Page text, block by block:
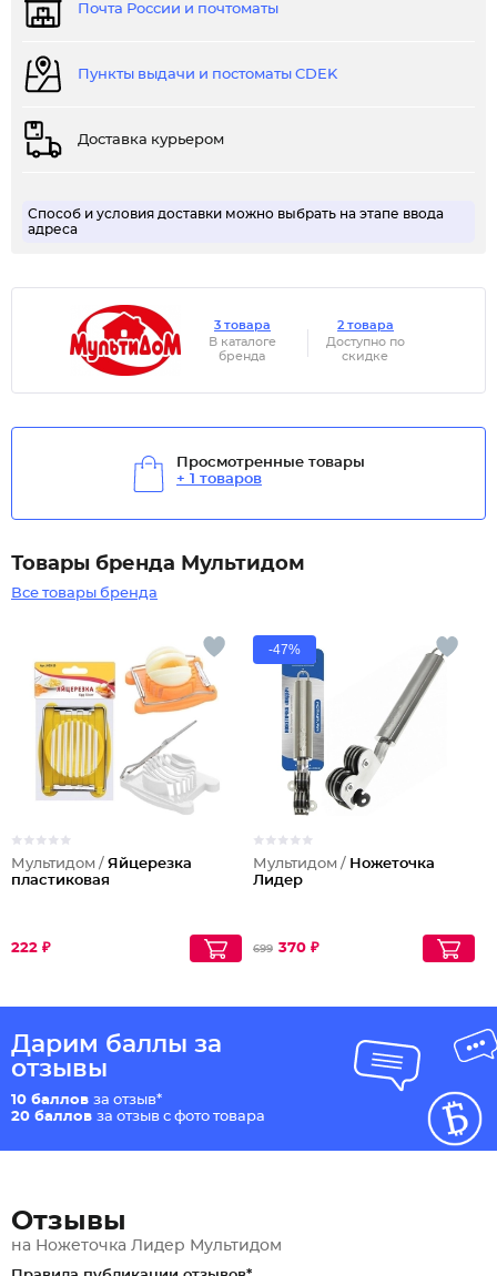
Почта России и почтоматы
Пункты выдачи и постоматы CDEK
Доставка курьером
Способ и условия доставки можно выбрать на этапе ввода
адреса
3 товара
В каталоге
бренда
2 товара
Доступно по
скидке
Просмотренные товары
+ 1 товаров
Товары бренда Мультидом
Все товары бренда
Мультидом / Яйцерезка
пластиковая
222 ₽
-47%
Мультидом / Ножеточка
Лидер
699 370 ₽
Дарим баллы за
отзывы
10 баллов за отзыв*
20 баллов за отзыв с фото товара
Отзывы
на Ножеточка Лидер Мультидом